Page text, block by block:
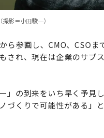
影＝小田駿一）
ら参画し、CMO、CSO
され、現在は企業のサブ
」の到来をいち早く予
づくりで可能性がある」